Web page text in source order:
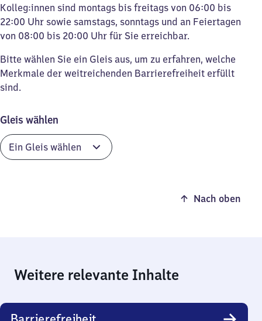
Kolleg:innen sind montags bis freitags von 06:00 bis
22:00 Uhr sowie samstags, sonntags und an Feiertagen
von 08:00 bis 20:00 Uhr für Sie erreichbar.
Bitte wählen Sie ein Gleis aus, um zu erfahren, welche
Merkmale der weitreichenden Barrierefreiheit erfüllt
sind.
Gleis wählen
Nach oben
Weitere relevante Inhalte